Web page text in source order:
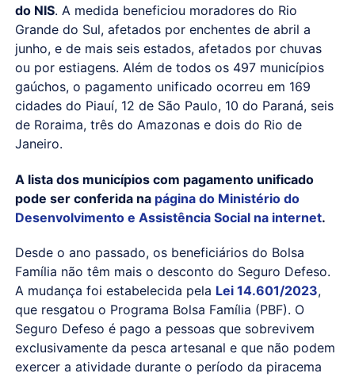
do NIS. A medida beneficiou moradores do Rio
Grande do Sul, afetados por enchentes de abril a
junho, e de mais seis estados, afetados por chuvas
ou por estiagens. Além de todos os 497 municípios
gaúchos, o pagamento unificado ocorreu em 169
cidades do Piauí, 12 de São Paulo, 10 do Paraná, seis
de Roraima, três do Amazonas e dois do Rio de
Janeiro.
A lista dos municípios com pagamento unificado
pode ser conferida na página do Ministério do
Desenvolvimento e Assistência Social na internet.
Desde o ano passado, os beneficiários do Bolsa
Família não têm mais o desconto do Seguro Defeso.
A mudança foi estabelecida pela Lei 14.601/2023,
que resgatou o Programa Bolsa Família (PBF). O
Seguro Defeso é pago a pessoas que sobrevivem
exclusivamente da pesca artesanal e que não podem
exercer a atividade durante o período da piracema